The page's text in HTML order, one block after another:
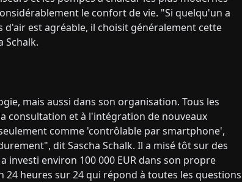
le confort de vie. "Si quelqu'un a
est agréable, il choisit généralement cette
Schalk.
mais aussi dans son organisation. Tous les
consultation et à l'intégration de nouveaux
comme 'contrôlable par smartphone',
dit Sascha Schalk. Il a misé tôt sur des
environ 100 000 EUR dans son propre
heures sur 24 qui répond à toutes les questions